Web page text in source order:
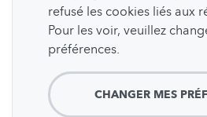
refusé les cookies liés aux
Pour les voir, veuillez
préférences.
CHANGER MES